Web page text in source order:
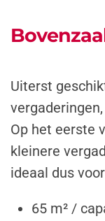
Uiterst
Op het eerste
kleinere
ideaal dus
65 m² /